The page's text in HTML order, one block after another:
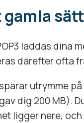
gamla
laddas dina
därefter ofta
utrymme
dig 200 MB).
ligger nere,